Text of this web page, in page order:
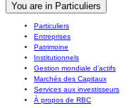
You are in Particuliers
Particuliers
Entreprises
Patrimoine
Institutionnels
Gestion mondiale d’actifs
Marchés des Capitaux
Services aux investisseurs
À propos de RBC